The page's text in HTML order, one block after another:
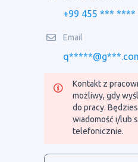
+99 455 *** ****
Email
Kontakt z
możliwy, gdy
do pracy.
wiadomość i/lub
telefonicznie.